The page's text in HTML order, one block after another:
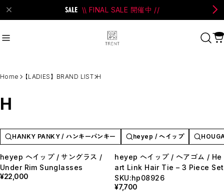
\\ FINAL SALE 開催中 //
#Andersson Bell
#Perks And Mini
#PRANK PROJECT
Category商品カテゴリ
Home 【LADIES】BRAND LIST H
H
HANKY PANKY / ハンキーパンキー heyep / へイップ
heyep へイップ / サングラス /
Under Rim Sunglasses
¥22,000
heyep へイップ / ヘアゴム / He
art Link Hair Tie – 3 Piece Set
SKU:hp08926
¥7,700